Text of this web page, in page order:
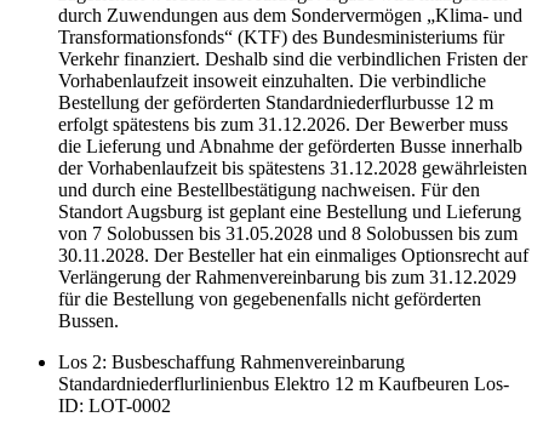
durch Zuwendungen aus dem Sondervermögen „Klima- und
Transformationsfonds“ (KTF) des Bundesministeriums für
Verkehr finanziert. Deshalb sind die verbindlichen Fristen der
Vorhabenlaufzeit insoweit einzuhalten. Die verbindliche
Bestellung der geförderten Standardniederflurbusse 12 m
erfolgt spätestens bis zum 31.12.2026. Der Bewerber muss
die Lieferung und Abnahme der geförderten Busse innerhalb
der Vorhabenlaufzeit bis spätestens 31.12.2028 gewährleisten
und durch eine Bestellbestätigung nachweisen. Für den
Standort Augsburg ist geplant eine Bestellung und Lieferung
von 7 Solobussen bis 31.05.2028 und 8 Solobussen bis zum
30.11.2028. Der Besteller hat ein einmaliges Optionsrecht auf
Verlängerung der Rahmenvereinbarung bis zum 31.12.2029
für die Bestellung von gegebenenfalls nicht geförderten
Bussen.
Los 2: Busbeschaffung Rahmenvereinbarung
Standardniederflurlinienbus Elektro 12 m Kaufbeuren Los-
ID: LOT-0002